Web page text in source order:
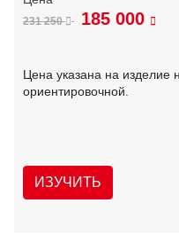
231 250 185 000
Цена указана на изделие
ориентировочной.
ИЗУЧИТЬ